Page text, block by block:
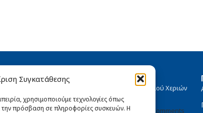
Συγκατάθεσης
χρησιμοποιούμε τεχνολογίες όπως
την πρόσβαση σε πληροφορίες συσκευών. Η
185 45
ΠΡΌΣΦΑΤΑ ΆΡΘΡΑ
Πάστα Καθαρισμού Χεριών
Titanium 4000
27/08/2021
No Comments